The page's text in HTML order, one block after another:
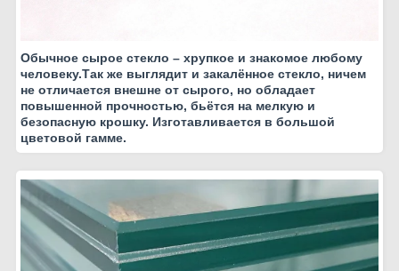
Обычное сырое стекло – хрупкое и знакомое любому
человеку.Так же выглядит и закалённое стекло, ничем
не отличается внешне от сырого, но обладает
повышенной прочностью, бьётся на мелкую и
безопасную крошку. Изготавливается в большой
цветовой гамме.